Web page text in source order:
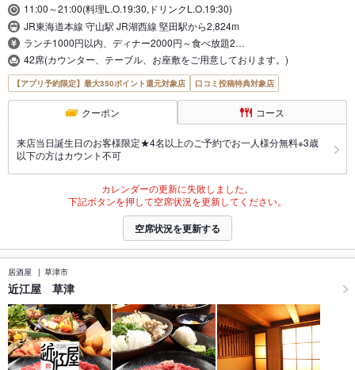
11:00～21:00(料理L.O.19:30,ドリンクL.O.19:30)
JR東海道本線 守山駅 JR湖西線 堅田駅から2,824m
ランチ1000円以内、ディナー2000円～食べ放題2…
42席(カウンター、テーブル、お座敷をご用意しております。)
【アプリ予約限定】最大350ポイント還元対象店 口コミ投稿特典対象店
クーポン コース
来店当日誕生日のお客様限定★4名以上のご予約でお一人様分無料※3歳
以下の方はカウント不可
カレンダーの更新に失敗しました。
下記ボタンを押して空席状況を更新してください。
空席状況を更新する
居酒屋 草津市
近江屋 草津